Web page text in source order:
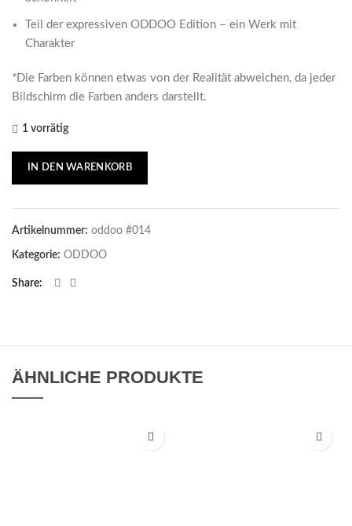
Teil der expressiven ODDOO Edition – ein Werk mit
Charakter
*Die Farben können etwas von der Realität abweichen, da jeder
Bildschirm die Farben anders darstellt.
1 vorrätig
IN DEN WARENKORB
Artikelnummer: oddoo #014
Kategorie: ODDOO
Share
ÄHNLICHE PRODUKTE